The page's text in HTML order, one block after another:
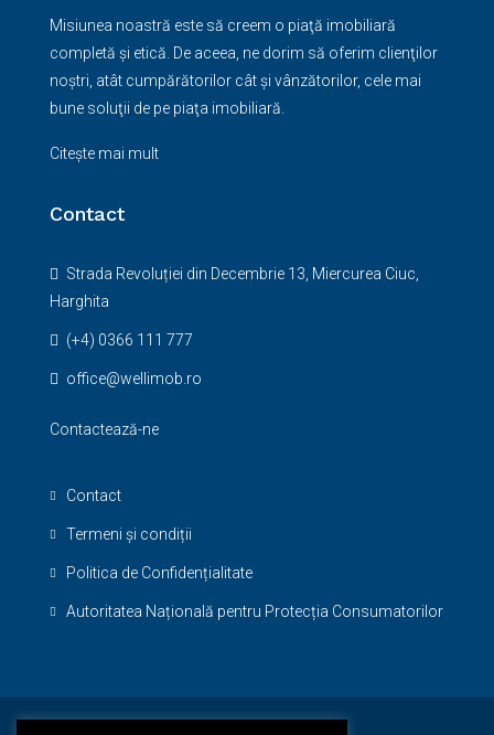
Misiunea noastră este să creem o piaţă imobiliară
completă şi etică. De aceea, ne dorim să oferim clienţilor
noştri, atât cumpărătorilor cât şi vânzătorilor, cele mai
bune soluţii de pe piaţa imobiliară.
Citește mai mult
Contact
Strada Revoluției din Decembrie 13, Miercurea Ciuc,
Harghita
(+4) 0366 111 777
office@wellimob.ro
Contactează-ne
Contact
Termeni și condiții
Politica de Confidențialitate
Autoritatea Națională pentru Protecția Consumatorilor